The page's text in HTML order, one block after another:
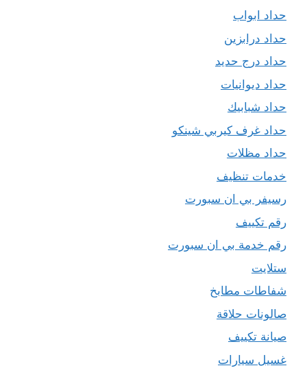
حداد ابواب
حداد درابزين
حداد درج حديد
حداد ديوانيات
حداد شبابيك
حداد غرف كيربي شينكو
حداد مظلات
خدمات تنظيف
رسيفر بي ان سبورت
رقم تكييف
رقم خدمة بي ان سبورت
ستلايت
شفاطات مطابخ
صالونات حلاقة
صيانة تكييف
غسيل سيارات